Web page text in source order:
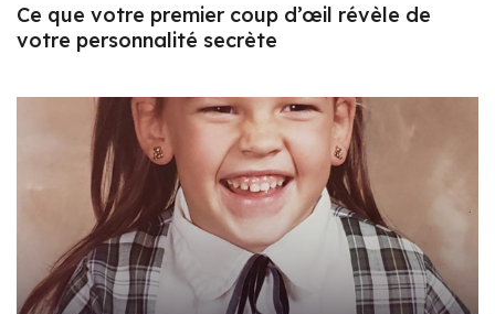
Ce que votre premier coup d’œil révèle de
votre personnalité secrète